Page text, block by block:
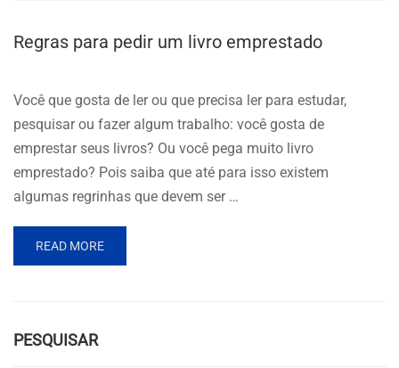
Regras para pedir um livro emprestado
Você que gosta de ler ou que precisa ler para estudar,
pesquisar ou fazer algum trabalho: você gosta de
emprestar seus livros? Ou você pega muito livro
emprestado? Pois saiba que até para isso existem
algumas regrinhas que devem ser …
READ MORE
PESQUISAR